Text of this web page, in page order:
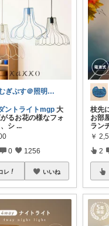
むぎぷす＠照明とインテリアと北欧食器
ントライトmgp 大
るお花の様なフォ
シ ...
0 1256
レ いいね
枝先
お部
ラン
￥
2